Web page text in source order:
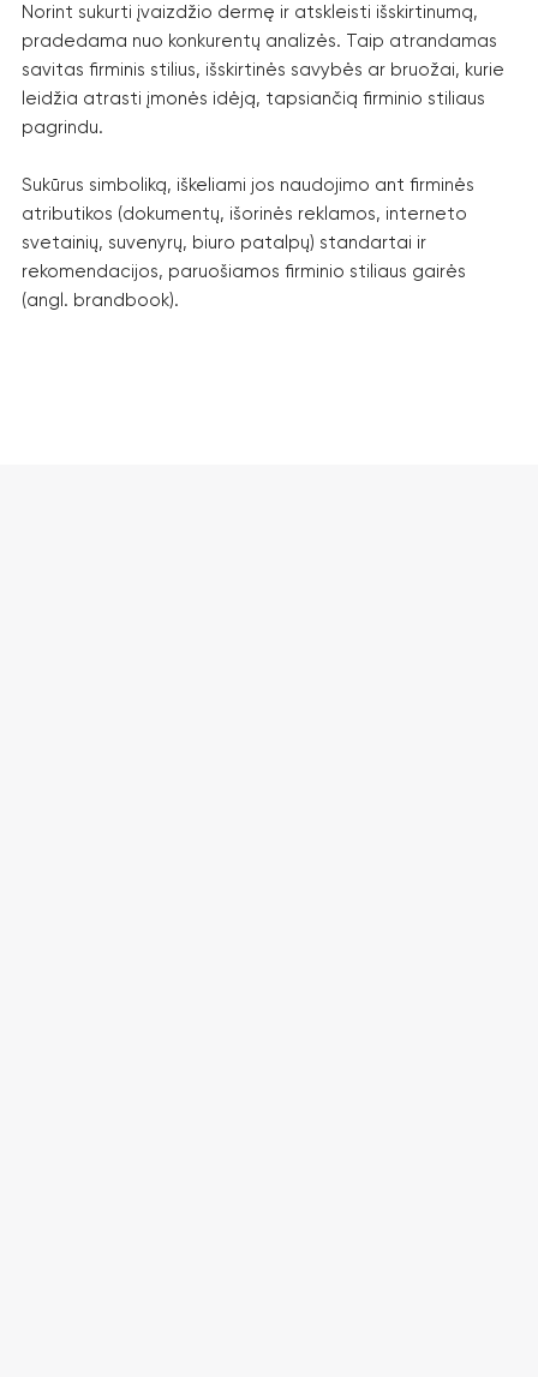
Norint sukurti įvaizdžio dermę ir atskleisti išskirtinumą,
pradedama nuo konkurentų analizės. Taip atrandamas
savitas firminis stilius, išskirtinės savybės ar bruožai, kurie
leidžia atrasti įmonės idėją, tapsiančią firminio stiliaus
pagrindu.
Sukūrus simboliką, iškeliami jos naudojimo ant firminės
atributikos (dokumentų, išorinės reklamos, interneto
svetainių, suvenyrų, biuro patalpų) standartai ir
rekomendacijos, paruošiamos firminio stiliaus gairės
(angl. brandbook).